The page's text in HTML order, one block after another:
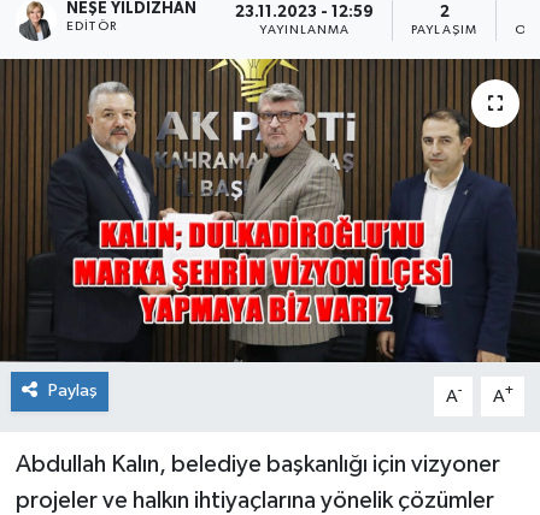
NEŞE YILDIZHAN
EDITÖR
23.11.2023 - 12:59
YAYINLANMA
2
PAYLAŞIM
Paylaş A- A+
Abdullah Kalın, belediye başkanlığı için vizyoner
projeler ve halkın ihtiyaçlarına yönelik çözümler
Tarih - Kültür - Sanat - Turizm
Yaşam